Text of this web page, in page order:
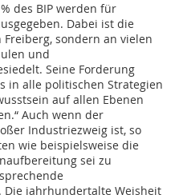
des BIP werden für
Dabei ist die
sondern an vielen
und
Seine Forderung
in alle politischen Strategien
auf allen Ebenen
Auch wenn der
Industriezweig ist, so
wie beispielsweise die
sei zu
Die jahrhundertalte Weisheit